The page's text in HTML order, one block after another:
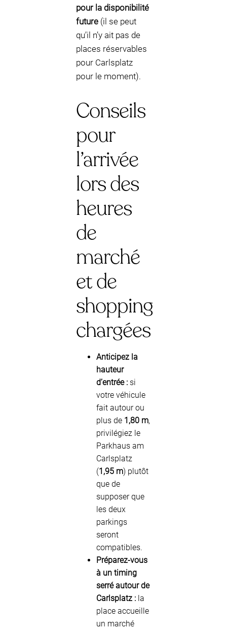
pour la disponibilité
future (il se peut
qu’il n’y ait pas de
places réservables
pour Carlsplatz
pour le moment).
Conseils
pour
l’arrivée
lors des
heures
de
marché
et de
shopping
chargées
Anticipez la
hauteur
d’entrée : si
votre véhicule
fait autour ou
plus de 1,80 m,
privilégiez le
Parkhaus am
Carlsplatz
(1,95 m) plutôt
que de
supposer que
les deux
parkings
seront
compatibles.
Préparez-vous
à un timing
serré autour de
Carlsplatz : la
place accueille
un marché